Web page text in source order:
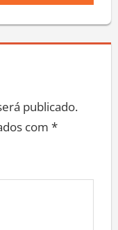
publicado.
com *